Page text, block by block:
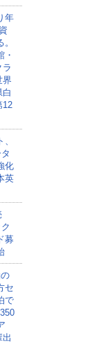
年
・
ラ
界
12
化
英
募
セ
で
出